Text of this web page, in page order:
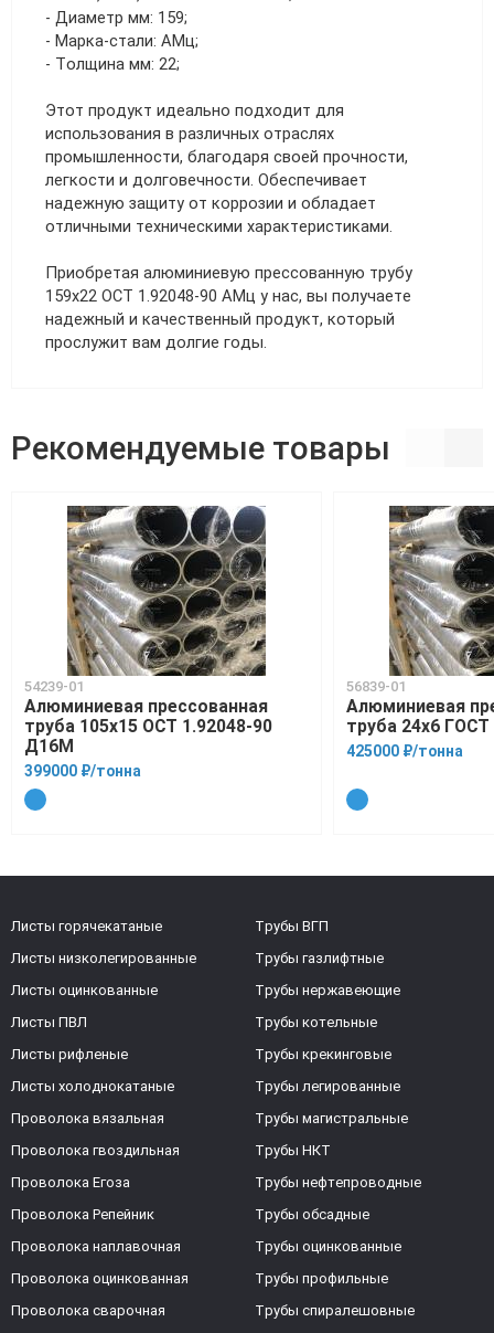
- Диаметр мм: 159;
- Марка-стали: АМц;
- Толщина мм: 22;
Этот продукт идеально подходит для
использования в различных отраслях
промышленности, благодаря своей прочности,
легкости и долговечности. Обеспечивает
надежную защиту от коррозии и обладает
отличными техническими характеристиками.
Приобретая алюминиевую прессованную трубу
159х22 ОСТ 1.92048-90 АМц у нас, вы получаете
надежный и качественный продукт, который
прослужит вам долгие годы.
Рекомендуемые товары
54239-01
Алюминиевая прессованная
труба 105х15 ОСТ 1.92048-90
Д16М
399000 ₽/тонна
56839-01
Алюминиевая
труба 24х6
425000 ₽/тонна
Листы горячекатаные
Листы низколегированные
Листы оцинкованные
Листы ПВЛ
Листы рифленые
Листы холоднокатаные
Проволока вязальная
Проволока гвоздильная
Проволока Егоза
Проволока Репейник
Проволока наплавочная
Проволока оцинкованная
Проволока сварочная
Трубы ВГП
Трубы газлифтные
Трубы нержавеющие
Трубы котельные
Трубы крекинговые
Трубы легированные
Трубы магистральные
Трубы НКТ
Трубы нефтепроводные
Трубы обсадные
Трубы оцинкованные
Трубы профильные
Трубы спиралешовные